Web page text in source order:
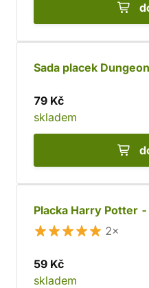
Sada placek
79 Kč
skladem
Placka Harry Potter
2×
59 Kč
skladem